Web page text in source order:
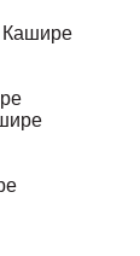
Кашире